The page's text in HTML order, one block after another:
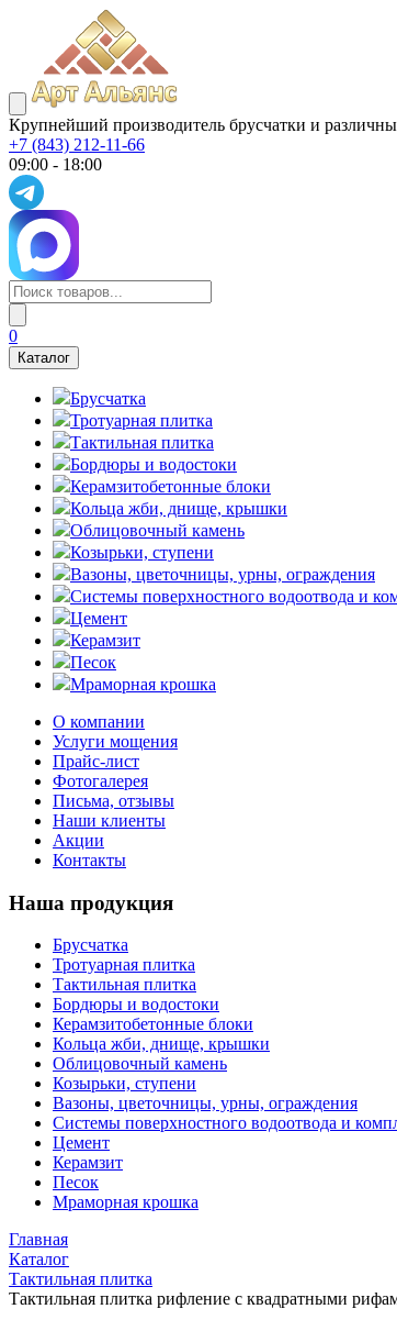
Крупнейший производитель брусчатки и
+7 (843) 212-11-66
09:00 - 18:00
0
Каталог
Брусчатка
Тротуарная плитка
Тактильная плитка
Бордюры и водостоки
Керамзитобетонные блоки
Кольца жби, днище, крышки
Облицовочный камень
Козырьки, ступени
Вазоны, цветочницы, урны, ограждения
Системы поверхностного водоотвода и
Цемент
Керамзит
Песок
Мраморная крошка
О компании
Услуги мощения
Прайс-лист
Фотогалерея
Письма, отзывы
Наши клиенты
Акции
Контакты
Наша продукция
Брусчатка
Тротуарная плитка
Тактильная плитка
Бордюры и водостоки
Керамзитобетонные блоки
Кольца жби, днище, крышки
Облицовочный камень
Козырьки, ступени
Вазоны, цветочницы, урны, ограждения
Системы поверхностного водоотвода и
Цемент
Керамзит
Песок
Мраморная крошка
Главная
Каталог
Тактильная плитка
Тактильная плитка рифление с квадратными